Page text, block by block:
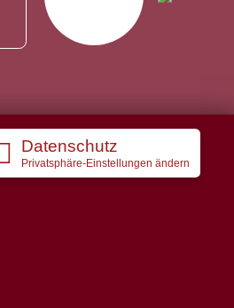
Datenschutz
Privatsphäre-Einstellungen ändern